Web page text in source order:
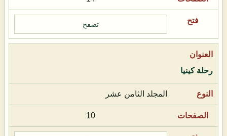
تصفح
رحلة كينيا
المجلد الثامن عشر
10